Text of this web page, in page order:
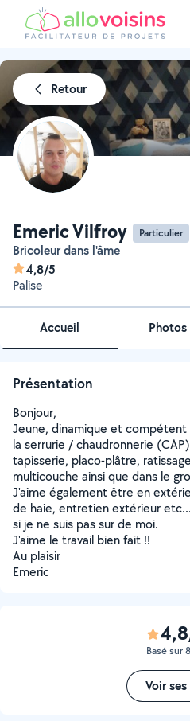
Retour
Emeric Vilfroy Particulier
Bricoleur dans l'âme
4,8/5
Palise
Accueil Photos
Présentation
Bonjour,
Jeune, dinamique et
la serrurie / chaudronnerie
tapisserie, placo-plâtre,
multicouche ainsi que dans le
J'aime également être en
de haie, entretien extérieur
si je ne suis pas sur de moi.
J'aime le travail bien fait !!
Au plaisir
Emeric
Basé sur
Voir